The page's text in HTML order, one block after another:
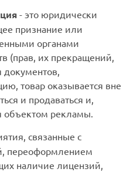
- это юридически
признание или
органами
(прав, их прекращений,
товар оказывается вне
и продаваться и,
объектом рекламы.
связанные с
переоформлением
наличие лицензий,